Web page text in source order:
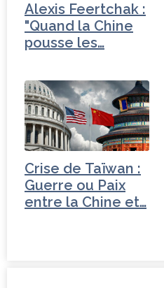
Alexis Feertchak :
"Quand la Chine
pousse les…
Crise de Taïwan :
Guerre ou Paix
entre la Chine et…